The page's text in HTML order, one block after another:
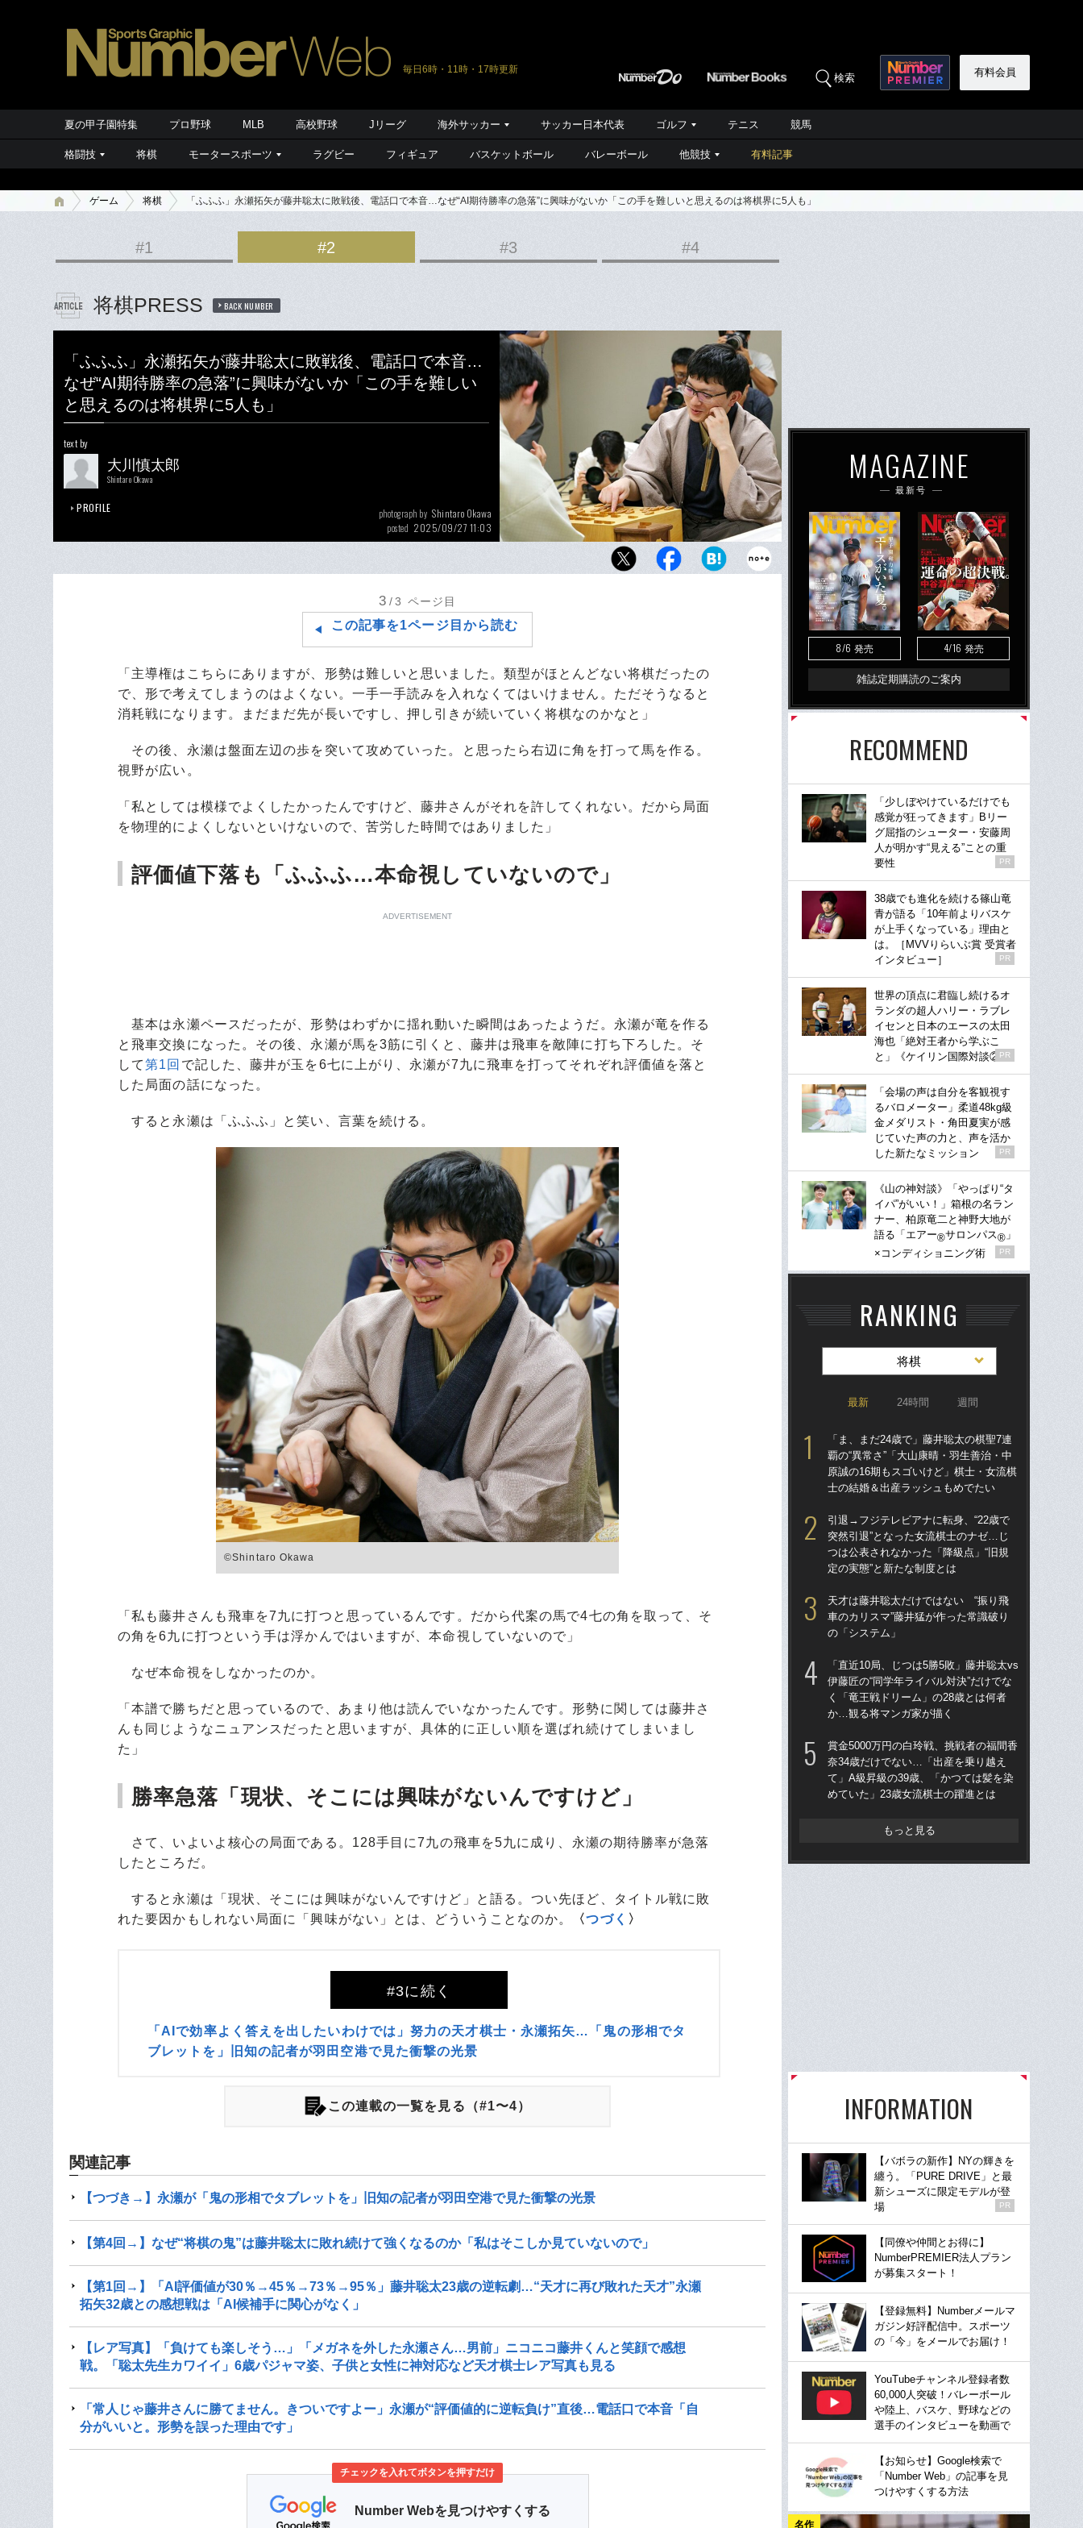
毎日6時・11時・17時更新
検索 有料会員
夏の甲子園特集 プロ野球 MLB 高校野球 Jリーグ 海外サッカー サッカー日本代表 ゴルフ テニス 競馬
格闘技 将棋 モータースポーツ ラグビー フィギュア バスケットボール バレーボール 他競技 有料記事
ゲーム 将棋 「ふふふ」永瀬拓矢が藤井聡太に敗戦後、電話口で本音…なぜ“AI期待勝率の急落”に興味がないか「この手を難しいと思えるのは将棋界に5人も」
#1 #2 #3 #4
将棋PRESS BACK NUMBER
「ふふふ」永瀬拓矢が藤井聡太に敗戦後、電話口で本音…
なぜ“AI期待勝率の急落”に興味がないか「この手を難しい
と思えるのは将棋界に5人も」
text by
大川慎太郎
Shintaro Okawa
PROFILE photograph by Shintaro Okawa
posted 2025/09/27 11:03
王位戦終了直後、再び永瀬拓矢が藤井聡太に挑み、将棋の
3 /3 ページ目
この記事を1ページ目から読む
「主導権はこちらにありますが、形勢は難しいと思いました。類型がほとんどない将棋だったの
で、形で考えてしまうのはよくない。一手一手読みを入れなくてはいけません。ただそうなると
消耗戦になります。まだまだ先が長いですし、押し引きが続いていく将棋なのかなと」
その後、永瀬は盤面左辺の歩を突いて攻めていった。と思ったら右辺に角を打って馬を作る。
視野が広い。
「私としては模様でよくしたかったんですけど、藤井さんがそれを許してくれない。だから局面
を物理的によくしないといけないので、苦労した時間ではありました」
評価値下落も「ふふふ…本命視していないので」
ADVERTISEMENT
基本は永瀬ペースだったが、形勢はわずかに揺れ動いた瞬間はあったようだ。永瀬が竜を作る
と飛車交換になった。その後、永瀬が馬を3筋に引くと、藤井は飛車を敵陣に打ち下ろした。そ
して第1回 で記した、藤井が玉を6七に上がり、永瀬が7九に飛車を打ってそれぞれ評価値を落と
した局面の話になった。
すると永瀬は「ふふふ」と笑い、言葉を続ける。
©Shintaro Okawa
「私も藤井さんも飛車を7九に打つと思っているんです。だから代案の馬で4七の角を取って、そ
の角を6九に打つという手は浮かんではいますが、本命視していないので」
なぜ本命視をしなかったのか。
「本譜で勝ちだと思っているので、あまり他は読んでいなかったんです。形勢に関しては藤井さ
んも同じようなニュアンスだったと思いますが、具体的に正しい順を選ばれ続けてしまいまし
た」
勝率急落「現状、そこには興味がないんですけど」
さて、いよいよ核心の局面である。128手目に7九の飛車を5九に成り、永瀬の期待勝率が急落
したところだ。
すると永瀬は「現状、そこには興味がないんですけど」と語る。つい先ほど、タイトル戦に敗
れた要因かもしれない局面に「興味がない」とは、どういうことなのか。
〈つづく 〉
#3に続く
「AIで効率よく答えを出したいわけでは」努力の天才棋士・永瀬拓矢…「鬼の形相でタ
ブレットを」旧知の記者が羽田空港で見た衝撃の光景
この連載の一覧を見る（#1〜4）
関連記事
【つづき→】永瀬が「鬼の形相でタブレットを」旧知の記者が羽田空港で見た衝撃の光景
【第4回→】なぜ“将棋の鬼”は藤井聡太に敗れ続けて強くなるのか「私はそこしか見ていないので」
【第1回→】「AI評価値が30％→45％→73％→95％」藤井聡太23歳の逆転劇…“天才に再び敗れた天才”永瀬
拓矢32歳との感想戦は「AI候補手に関心がなく」
【レア写真】「負けても楽しそう…」「メガネを外した永瀬さん…男前」ニコニコ藤井くんと笑顔で感想
戦。「聡太先生カワイイ」6歳パジャマ姿、子供と女性に神対応など天才棋士レア写真も見る
「常人じゃ藤井さんに勝てません。きついですよー」永瀬が“評価値的に逆転負け”直後…電話口で本音「自
分がいいと。形勢を誤った理由です」
チェックを入れてボタンを押すだけ
Number Webを見つけやすくする
MAGAZINE
最新号
8/6 発売 4/16 発売
雑誌定期購読のご案内
RECOMMEND
「少しぼやけているだけでも
感覚が狂ってきます」Bリー
グ屈指のシューター・安藤周
人が明かす“見える”ことの重
要性
PR
38歳でも進化を続ける篠山竜
青が語る「10年前よりバスケ
が上手くなっている」理由と
は。［MVVりらいぶ賞 受賞者
インタビュー］
PR
世界の頂点に君臨し続けるオ
ランダの超人ハリー・ラブレ
イセンと日本のエースの太田
海也「絶対王者から学ぶこ
と」《ケイリン国際対談②》
PR
「会場の声は自分を客観視す
るバロメーター」柔道48kg級
金メダリスト・角田夏実が感
じていた声の力と、声を活か
した新たなミッション
PR
《山の神対談》「やっぱり“タ
イパ”がいい！」箱根の名ラン
ナー、柏原竜二と神野大地が
語る「エアー®サロンパス® 」
×コンディショニング術
PR
RANKING
将棋
最新 24時間 週間
「ま、まだ24歳で」藤井聡太の棋聖7連
覇の“異常さ”「大山康晴・羽生善治・中
原誠の16期もスゴいけど」棋士・女流棋
士の結婚＆出産ラッシュもめでたい
引退→フジテレビアナに転身、“22歳で
突然引退”となった女流棋士のナゼ…じ
つは公表されなかった「降級点」“旧規
定の実態”と新たな制度とは
天才は藤井聡太だけではない “振り飛
車のカリスマ”藤井猛が作った常識破り
の「システム」
「直近10局、じつは5勝5敗」藤井聡太vs
伊藤匠の“同学年ライバル対決”だけでな
く「竜王戦ドリーム」の28歳とは何者
か…観る将マンガ家が描く
賞金5000万円の白玲戦、挑戦者の福間香
奈34歳だけでない…「出産を乗り越え
て」A級昇級の39歳、「かつては髪を染
めていた」23歳女流棋士の躍進とは
もっと見る
INFORMATION
【バボラの新作】NYの輝きを
纏う。「PURE DRIVE」と最
新シューズに限定モデルが登
場
PR
【同僚や仲間とお得に】
NumberPREMIER法人プラン
が募集スタート！
【登録無料】Numberメールマ
ガジン好評配信中。スポーツ
の「今」をメールでお届け！
YouTubeチャンネル登録者数
60,000人突破！バレーボール
や陸上、バスケ、野球などの
選手のインタビューを動画で
【お知らせ】Google検索で
「Number Web」の記事を見
つけやすくする方法
名作